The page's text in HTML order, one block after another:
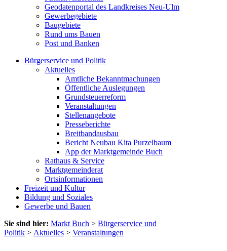
Geodatenportal des Landkreises Neu-Ulm
Gewerbegebiete
Baugebiete
Rund ums Bauen
Post und Banken
Bürgerservice und Politik
Aktuelles
Amtliche Bekanntmachungen
Öffentliche Auslegungen
Grundsteuerreform
Veranstaltungen
Stellenangebote
Presseberichte
Breitbandausbau
Bericht Neubau Kita Purzelbaum
App der Marktgemeinde Buch
Rathaus & Service
Marktgemeinderat
Ortsinformationen
Freizeit und Kultur
Bildung und Soziales
Gewerbe und Bauen
Sie sind hier: Markt Buch > Bürgerservice und
Politik > Aktuelles > Veranstaltungen